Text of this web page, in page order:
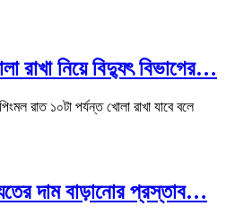
রাখা নিয়ে বিদ্যুৎ বিভাগের…
রাত ১০টা পর্যন্ত খোলা রাখা যাবে বলে
দাম বাড়ানোর প্রস্তাব…